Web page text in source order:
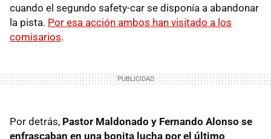
cuando el segundo safety-car se disponía a abandonar
la pista. Por esa acción ambos han visitado a los
comisarios.
Por detrás, Pastor Maldonado y Fernando Alonso se
enfrascaban en una bonita lucha por el último